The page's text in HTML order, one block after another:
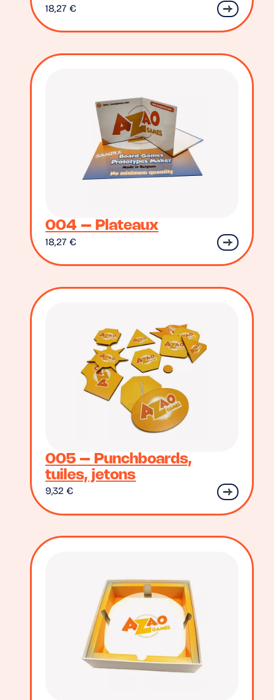
18,27€
004 – Plateaux
18,27€
005 – Punchboards,
tuiles, jetons
9,32€